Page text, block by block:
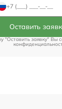
Оставить
"Оставить заявку" Вы